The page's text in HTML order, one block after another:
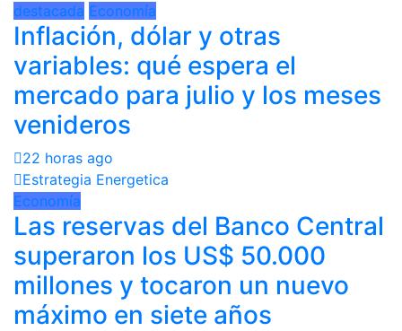
destacada Economía
Inflación, dólar y otras
variables: qué espera el
mercado para julio y los meses
venideros
22 horas ago
Estrategia Energetica
Economía
Las reservas del Banco Central
superaron los US$ 50.000
millones y tocaron un nuevo
máximo en siete años